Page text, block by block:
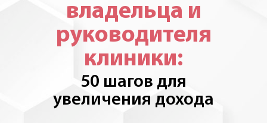
владельца и
руководителя
клиники:
50 шагов для
увеличения дохода